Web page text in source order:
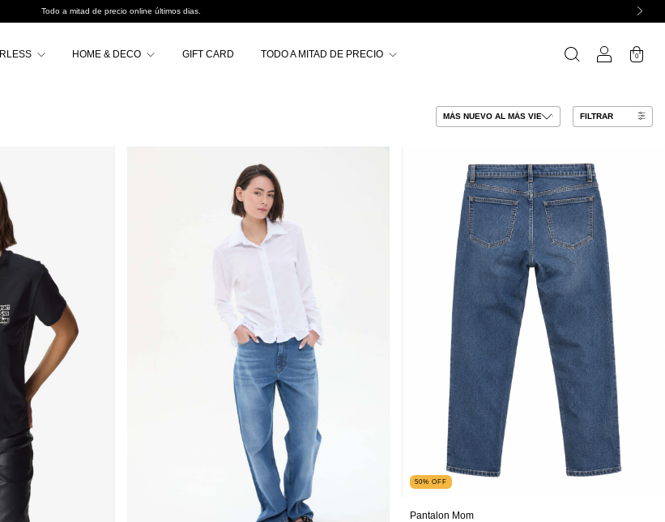
Todo a mitad de precio online últimos dias.
HOME & DECO GIFT CARD TODO A MITAD DE PRECIO 0
FILTRAR
50%OFF
Pantalon Mom